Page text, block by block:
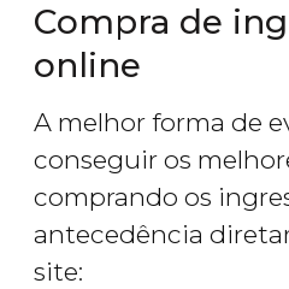
Compra de
online
A melhor forma de
conseguir os
comprando os
antecedência
site: